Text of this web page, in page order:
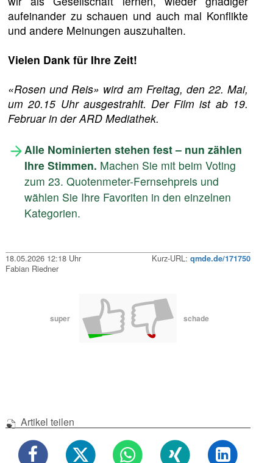
aufeinander zu schauen und auch mal Konflikte
und andere Meinungen auszuhalten.
Vielen Dank für Ihre Zeit!
«Rosen und Reis» wird am Freitag, den 22. Mai,
um 20.15 Uhr ausgestrahlt. Der Film ist ab 19.
Februar in der ARD Mediathek.
Alle Nominierten stehen fest – nun zählen
Ihre Stimmen. Machen Sie mit beim Voting
zum 23. Quotenmeter-Fernsehpreis und
wählen Sie Ihre Favoriten in den einzelnen
Kategorien.
18.05.2026 12:18 Uhr Kurz-URL: qmde.de/171750
Fabian Riedner
super schade
Artikel teilen